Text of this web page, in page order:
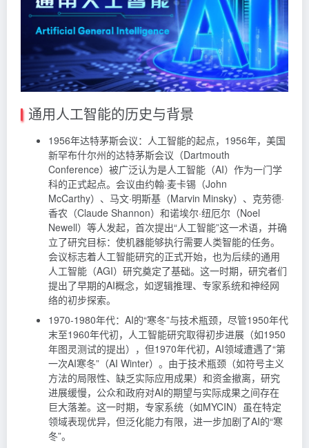
通用人工智能的历史与背景
1956年达特茅斯会议：人工智能的起点，1956年，美国
新罕布什尔州的达特茅斯会议（Dartmouth
Conference）被广泛认为是人工智能（AI）作为一门学
科的正式起点。会议由约翰·麦卡锡（John
McCarthy）、马文·明斯基（Marvin Minsky）、克劳德·
香农（Claude Shannon）和诺埃尔·纽厄尔（Noel
Newell）等人发起，首次提出“人工智能”这一术语，并确
立了研究目标：使机器能够执行需要人类智能的任务。
会议标志着人工智能研究的正式开始，也为后续的通用
人工智能（AGI）研究奠定了基础。这一时期，研究者们
提出了早期的AI概念，如逻辑推理、专家系统和神经网
络的初步探索。
1970-1980年代：AI的“寒冬”与技术瓶颈，尽管1950年代
末至1960年代初，人工智能研究取得初步进展（如1950
年图灵测试的提出），但1970年代初，AI领域遭遇了“第
一次AI寒冬”（AI Winter）。由于技术瓶颈（如符号主义
方法的局限性、缺乏实际应用成果）和资金撤离，研究
进展缓慢，公众和政府对AI的期望与实际成果之间存在
巨大落差。这一时期，专家系统（如MYCIN）虽在特定
领域表现优异，但泛化能力有限，进一步加剧了AI的“寒
冬”。